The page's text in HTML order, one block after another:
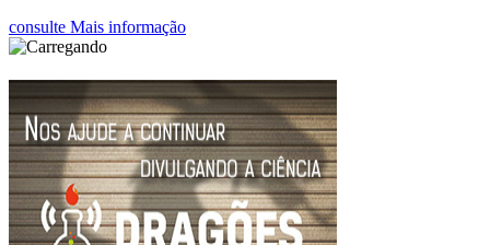
consulte Mais informação